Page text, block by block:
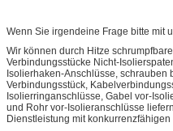
Wenn Sie irgendeine Frage bitte mit
Wir können durch Hitze
Verbindungsstücke Nicht-
Isolierhaken-Anschlüsse, schrauben
Verbindungsstück,
Isolierringanschlüsse, Gabel vor-
und Rohr vor-Isolieranschlüsse
Dienstleistung mit